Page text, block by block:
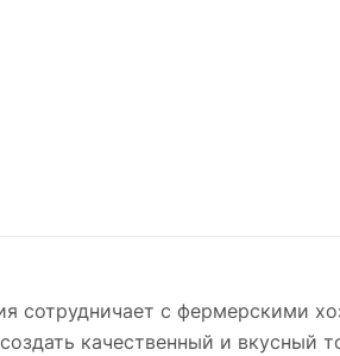
сотрудничает с фермерскими
качественный и вкусный